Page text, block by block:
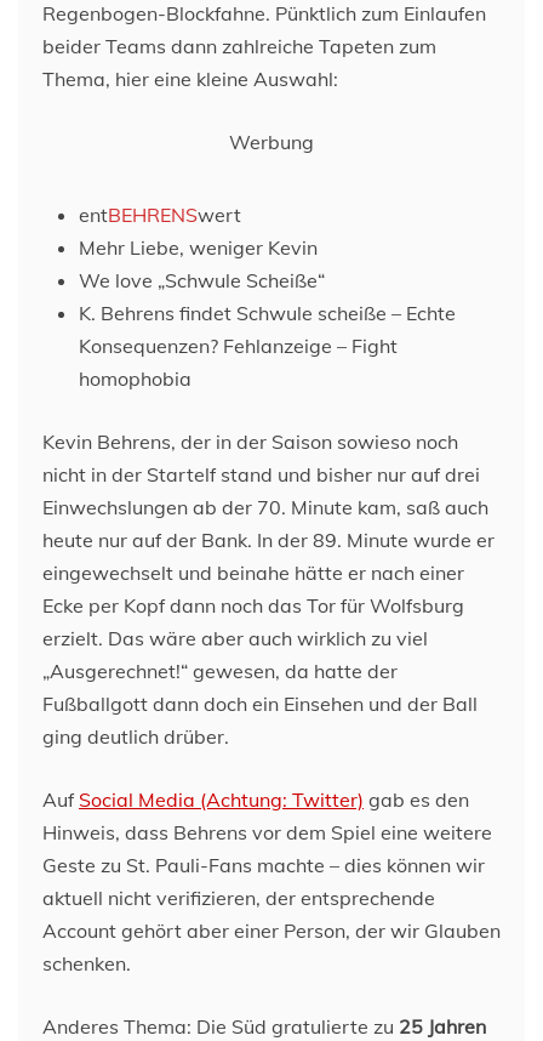
Regenbogen-Blockfahne. Pünktlich zum Einlaufen
beider Teams dann zahlreiche Tapeten zum
Thema, hier eine kleine Auswahl:
Werbung
entBEHRENSwert
Mehr Liebe, weniger Kevin
We love „Schwule Scheiße“
K. Behrens findet Schwule scheiße – Echte
Konsequenzen? Fehlanzeige – Fight
homophobia
Kevin Behrens, der in der Saison sowieso noch
nicht in der Startelf stand und bisher nur auf drei
Einwechslungen ab der 70. Minute kam, saß auch
heute nur auf der Bank. In der 89. Minute wurde er
eingewechselt und beinahe hätte er nach einer
Ecke per Kopf dann noch das Tor für Wolfsburg
erzielt. Das wäre aber auch wirklich zu viel
„Ausgerechnet!“ gewesen, da hatte der
Fußballgott dann doch ein Einsehen und der Ball
ging deutlich drüber.
Auf Social Media (Achtung: Twitter) gab es den
Hinweis, dass Behrens vor dem Spiel eine weitere
Geste zu St. Pauli-Fans machte – dies können wir
aktuell nicht verifizieren, der entsprechende
Account gehört aber einer Person, der wir Glauben
schenken.
Anderes Thema: Die Süd gratulierte zu 25 Jahren